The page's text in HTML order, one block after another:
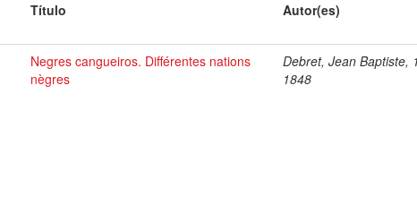
Título Autor(es)
Negres cangueiros. Différentes nations
nègres
Debret, Jean Baptiste,
1848